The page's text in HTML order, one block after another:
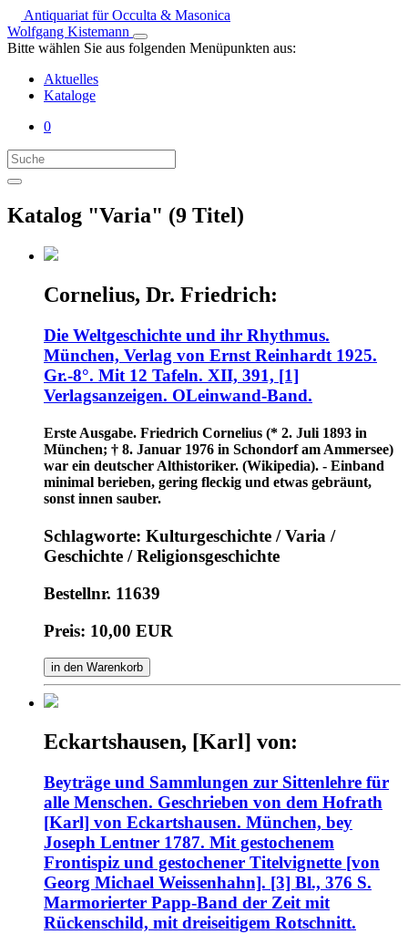
Antiquariat für Occulta & Masonica
Wolfgang Kistemann
Bitte wählen Sie aus folgenden Menüpunkten aus:
Aktuelles
Kataloge
0
Katalog "Varia" (9 Titel)
Cornelius, Dr. Friedrich:
Die Weltgeschichte und ihr Rhythmus.
München, Verlag von Ernst Reinhardt 1925.
Gr.-8°. Mit 12 Tafeln. XII, 391, [1]
Verlagsanzeigen. OLeinwand-Band.
Erste Ausgabe. Friedrich Cornelius (* 2. Juli 1893 in
München; † 8. Januar 1976 in Schondorf am Ammersee)
war ein deutscher Althistoriker. (Wikipedia). - Einband
minimal berieben, gering fleckig und etwas gebräunt,
sonst innen sauber.
Schlagworte: Kulturgeschichte / Varia /
Geschichte / Religionsgeschichte
Bestellnr. 11639
Preis: 10,00 EUR
in den Warenkorb
Eckartshausen, [Karl] von:
Beyträge und Sammlungen zur Sittenlehre für
alle Menschen. Geschrieben von dem Hofrath
[Karl] von Eckartshausen. München, bey
Joseph Lentner 1787. Mit gestochenem
Frontispiz und gestochener Titelvignette [von
Georg Michael Weissenhahn]. [3] Bl., 376 S.
Marmorierter Papp-Band der Zeit mit
Rückenschild, mit dreiseitigem Rotschnitt.